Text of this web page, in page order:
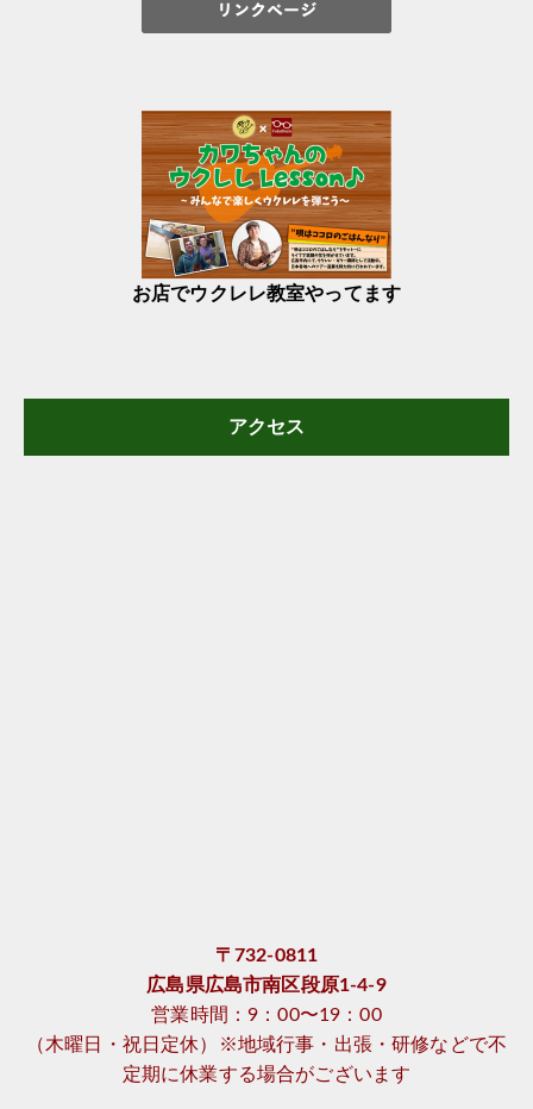
お店でウクレレ教室やってます
アクセス
〒732-0811
広島県広島市南区段原1-4-9
営業時間：9：00〜19：00
（木曜日・祝日定休）※地域行事・出張・研修などで不
定期に休業する場合がございます